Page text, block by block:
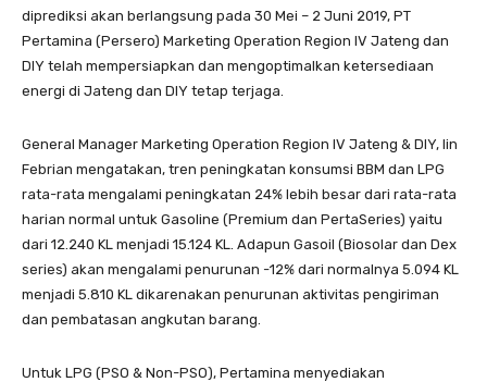
diprediksi akan berlangsung pada 30 Mei – 2 Juni 2019, PT
Pertamina (Persero) Marketing Operation Region IV Jateng dan
DIY telah mempersiapkan dan mengoptimalkan ketersediaan
energi di Jateng dan DIY tetap terjaga.
General Manager Marketing Operation Region IV Jateng & DIY, Iin
Febrian mengatakan, tren peningkatan konsumsi BBM dan LPG
rata-rata mengalami peningkatan 24% lebih besar dari rata-rata
harian normal untuk Gasoline (Premium dan PertaSeries) yaitu
dari 12.240 KL menjadi 15.124 KL. Adapun Gasoil (Biosolar dan Dex
series) akan mengalami penurunan -12% dari normalnya 5.094 KL
menjadi 5.810 KL dikarenakan penurunan aktivitas pengiriman
dan pembatasan angkutan barang.
Untuk LPG (PSO & Non-PSO), Pertamina menyediakan